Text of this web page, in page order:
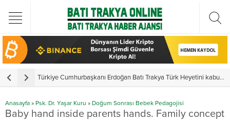
Türkiye Cumhurbaşkanı Erdoğan Batı Trakya Türk Heyetini kabul etti
Anasayfa » Psk. Dr. Yaşar Kuru » Doğum Sonrası Bebek Pedagojisi
Baby hand inside parents hands. Family concept